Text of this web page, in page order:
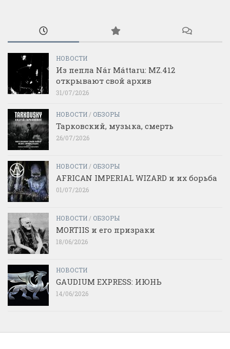
НОВОСТИ
Из пепла Nár Máttaru: MZ.412
открывают свой архив
31/07/2026
НОВОСТИ / ОБЗОРЫ
Тарковский, музыка, смерть
26/07/2026
НОВОСТИ / ОБЗОРЫ
AFRICAN IMPERIAL WIZARD и их борьба
01/07/2026
НОВОСТИ / ОБЗОРЫ
MORTIIS и его призраки
18/06/2026
НОВОСТИ
GAUDIUM EXPRESS: ИЮНЬ
14/06/2026